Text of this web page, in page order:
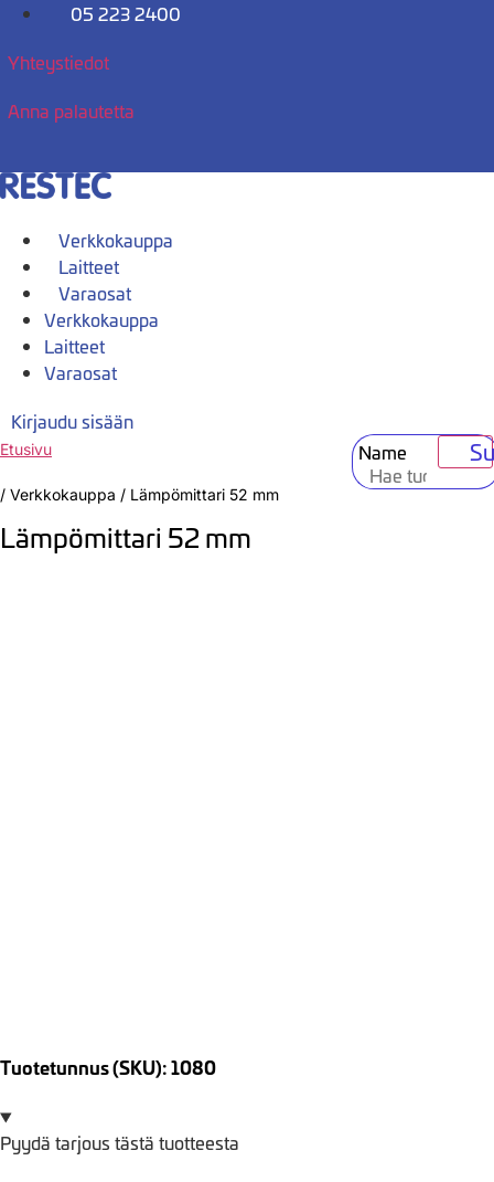
Mene
05 223 2400
Yhteystiedot
Anna palautetta
Verkkokauppa
Laitteet
Varaosat
Verkkokauppa
Laitteet
Varaosat
Kirjaudu sisään
Name
Etusivu
/ Verkkokauppa / Lämpömittari 52 mm
Lämpömittari 52 mm
Tuotetunnus (SKU): 1080
Pyydä tarjous tästä tuotteesta